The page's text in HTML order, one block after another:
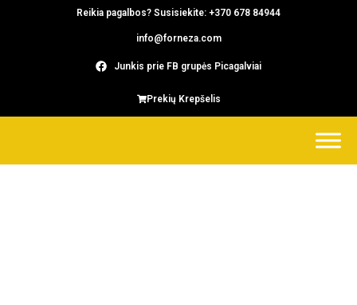
Reikia pagalbos? Susisiekite: +370 678 84944
info@forneza.com
Junkis prie FB grupės Picagalviai
Prekių Krepšelis